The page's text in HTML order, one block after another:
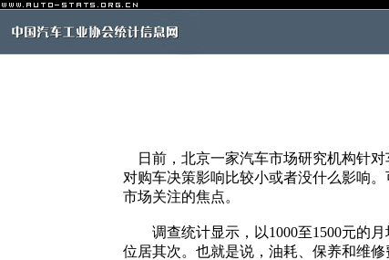
日前，北京一家汽车市场研究机构针对
对购车决策影响比较小或者没什么影响
市场关注的焦点。
调查统计显示，以1000至1500元的月
位居其次。也就是说，油耗、保养和维